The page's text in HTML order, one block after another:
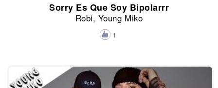
Sorry Es Que Soy Bipolarrr
Robi, Young Miko
1